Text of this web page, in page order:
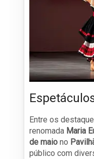
Entre os
renomada Maria
de maio no
público com